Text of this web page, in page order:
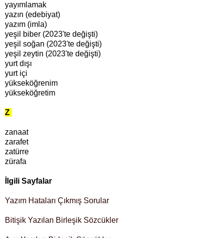
yayımlamak
yazın (edebiyat)
yazım (imla)
yeşil biber (2023'te değişti)
yeşil soğan (2023'te değişti)
yeşil zeytin (2023'te değişti)
yurt dışı
yurt içi
yükseköğrenim
yükseköğretim
Z
zanaat
zarafet
zatürre
zürafa
İlgili Sayfalar
Yazım Hataları Çıkmış Sorular
Bitişik Yazılan Birleşik Sözcükler